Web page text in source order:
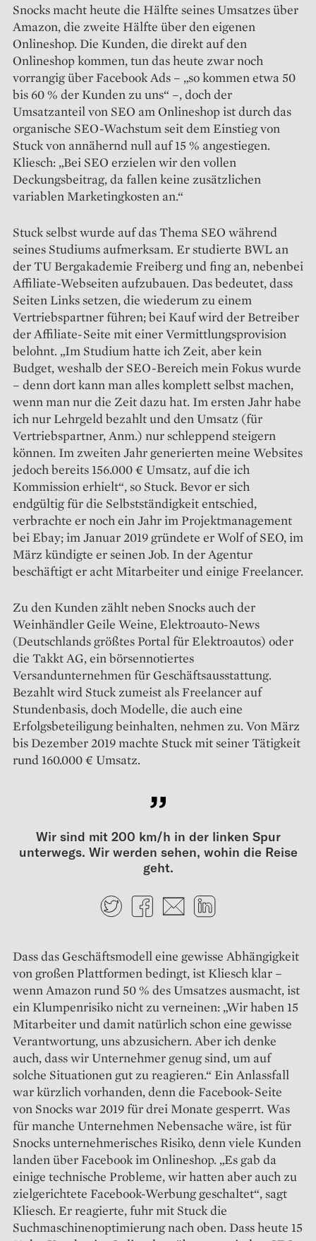
Snocks macht heute die Hälfte seines Umsatzes über
Amazon, die zweite Hälfte über den eigenen
Onlineshop. Die Kunden, die direkt auf den
Onlineshop kommen, tun das heute zwar noch
vorrangig über Facebook Ads – „so kommen etwa 50
bis 60 % der Kunden zu uns“ –, doch der
Umsatzanteil von SEO am Onlineshop ist durch das
organische SEO-Wachstum seit dem Einstieg von
Stuck von annähernd null auf 15 % angestiegen.
Kliesch: „Bei SEO erzielen wir den vollen
Deckungsbeitrag, da fallen keine zusätzlichen
variablen Marketing­kosten an.“
Stuck selbst wurde auf das Thema SEO während
seines Studiums aufmerksam. Er studierte BWL an
der TU Bergakademie Freiberg und fing an, nebenbei
Affiliate-Webseiten aufzubauen. Das bedeutet, dass
Seiten Links setzen, die wiederum zu einem
Vertriebspartner führen; bei Kauf wird der Betreiber
der Affiliate-Seite mit einer Vermittlungsprovision
belohnt. „Im Studium hatte ich Zeit, aber kein
Budget, weshalb der SEO-Bereich mein Fokus wurde
– denn dort kann man alles komplett selbst machen,
wenn man nur die Zeit dazu hat. Im ersten Jahr habe
ich nur Lehrgeld bezahlt und den Umsatz (für
Vertriebspartner, Anm.) nur schleppend steigern
können. Im zweiten Jahr generierten meine Websites
jedoch bereits 156.000 € Umsatz, auf die ich
Kommission erhielt“, so Stuck. Bevor er sich
endgültig für die Selbstständigkeit entschied,
verbrachte er noch ein Jahr im Projektmanagement
bei Ebay; im Januar 2019 gründete er Wolf of SEO, im
März kündigte er seinen Job. In der Agentur
beschäftigt er acht Mitarbeiter und einige Freelancer.
Zu den Kunden zählt neben Snocks auch der
Weinhändler Geile Weine, Elektroauto-News
(Deutschlands größtes Portal für Elektroautos) oder
die Takkt AG, ein börsennotiertes
Versandunternehmen für Geschäftsausstattung.
Bezahlt wird Stuck zumeist als Freelancer auf
Stundenbasis, doch Modelle, die auch eine
Erfolgsbeteiligung beinhalten, nehmen zu. Von März
bis Dezember 2019 machte Stuck mit seiner Tätigkeit
rund 160.000 € Umsatz.
Wir sind mit 200 km/h in der linken Spur
unterwegs. Wir werden sehen, wohin die Reise
geht.
TwitterFacebook
E-mail
Dass das Geschäftsmodell eine gewisse Abhängigkeit
von großen Plattformen bedingt, ist Kliesch klar –
wenn Amazon rund 50 % des Umsatzes ausmacht, ist
ein Klumpenrisiko nicht zu verneinen: „Wir haben 15
Mitarbeiter und damit natürlich schon eine gewisse
Verantwortung, uns abzusichern. Aber ich denke
auch, dass wir Unternehmer genug sind, um auf
solche Situationen gut zu reagieren.“ Ein Anlassfall
war kürzlich vorhanden, denn die Facebook-Seite
von Snocks war 2019 für drei Monate gesperrt. Was
für manche Unternehmen Nebensache wäre, ist für
Snocks unternehmerisches Risiko, denn viele Kunden
landen über Facebook im Onlineshop. „Es gab da
einige technische Probleme, wir hatten aber auch zu
zielgerichtete Facebook-Werbung geschaltet“, sagt
Kliesch. Er reagierte, fuhr mit Stuck die
Suchmaschinenoptimierung nach oben. Dass heute 15